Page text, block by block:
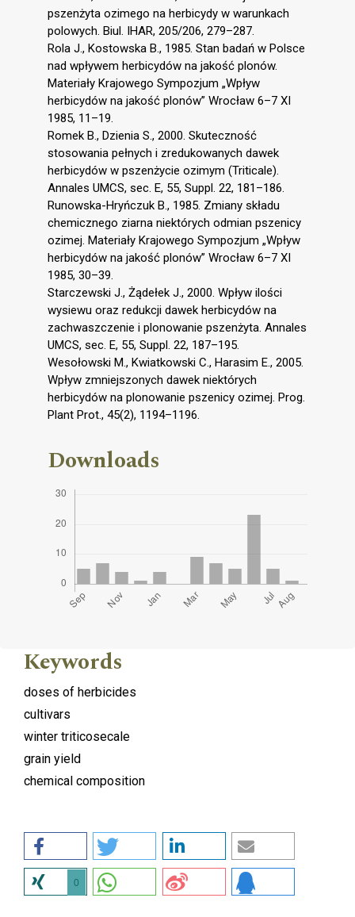
pszenżyta ozimego na herbicydy w warunkach
polowych. Biul. IHAR, 205/206, 279–287.
Rola J., Kostowska B., 1985. Stan badań w Polsce
nad wpływem herbicydów na jakość plonów.
Materiały Krajowego Sympozjum „Wpływ
herbicydów na jakość plonów” Wrocław 6–7 XI
1985, 11–19.
Romek B., Dzienia S., 2000. Skuteczność
stosowania pełnych i zredukowanych dawek
herbicydów w pszenżycie ozimym (Triticale).
Annales UMCS, sec. E, 55, Suppl. 22, 181–186.
Runowska-Hryńczuk B., 1985. Zmiany składu
chemicznego ziarna niektórych odmian pszenicy
ozimej. Materiały Krajowego Sympozjum „Wpływ
herbicydów na jakość plonów” Wrocław 6–7 XI
1985, 30–39.
Starczewski J., Żądełek J., 2000. Wpływ ilości
wysiewu oraz redukcji dawek herbicydów na
zachwaszczenie i plonowanie pszenżyta. Annales
UMCS, sec. E, 55, Suppl. 22, 187–195.
Wesołowski M., Kwiatkowski C., Harasim E., 2005.
Wpływ zmniejszonych dawek niektórych
herbicydów na plonowanie pszenicy ozimej. Prog.
Plant Prot., 45(2), 1194–1196.
Downloads
Keywords
doses of herbicides
cultivars
winter triticosecale
grain yield
chemical composition
0